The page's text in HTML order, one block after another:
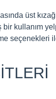
üst
bir kullanım
seçenekleri